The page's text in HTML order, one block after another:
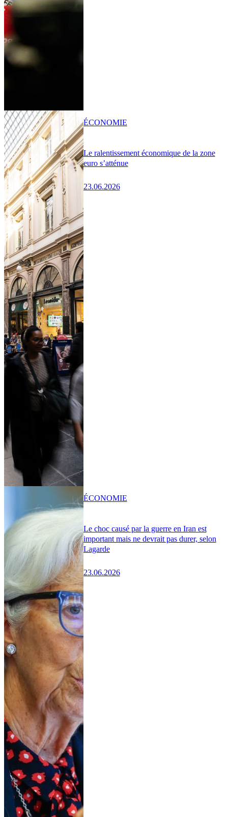
Le ralentissement économique de la zone
euro s’atténue
23.06.2026
ÉCONOMIE
Le choc causé par la guerre en Iran est
important mais ne devrait pas durer, selon
Lagarde
23.06.2026
ÉCONOMIE